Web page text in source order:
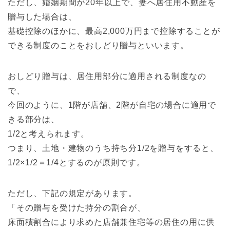
ただし、婚姻期間が20年以上で、妻へ居住用不動産を
贈与した場合は、
基礎控除のほかに、最高2,000万円まで控除することが
できる制度のことをおしどり贈与といいます。
おしどり贈与は、居住用部分に適用される制度なの
で、
今回のように、1階が店舗、2階が自宅の場合に適用で
きる部分は、
1/2と考えられます。
つまり、土地・建物のうち持ち分1/2を贈与をすると、
1/2×1/2＝1/4とするのが原則です。
ただし、下記の規定があります。
「その贈与を受けた持分の割合が、
床面積割合により求めた店舗兼住宅等の居住の用に供